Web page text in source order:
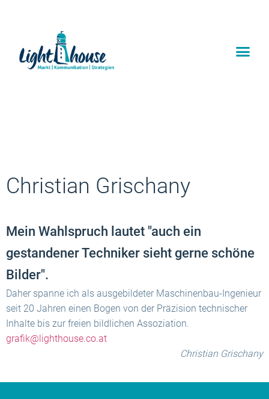
Christian Grischany
Mein Wahlspruch lautet "auch ein
gestandener Techniker sieht gerne schöne
Bilder".
Daher spanne ich als ausgebildeter Maschinenbau-Ingenieur
seit 20 Jahren einen Bogen von der Präzision technischer
Inhalte bis zur freien bildlichen Assoziation.
grafik@lighthouse.co.at
Christian Grischany